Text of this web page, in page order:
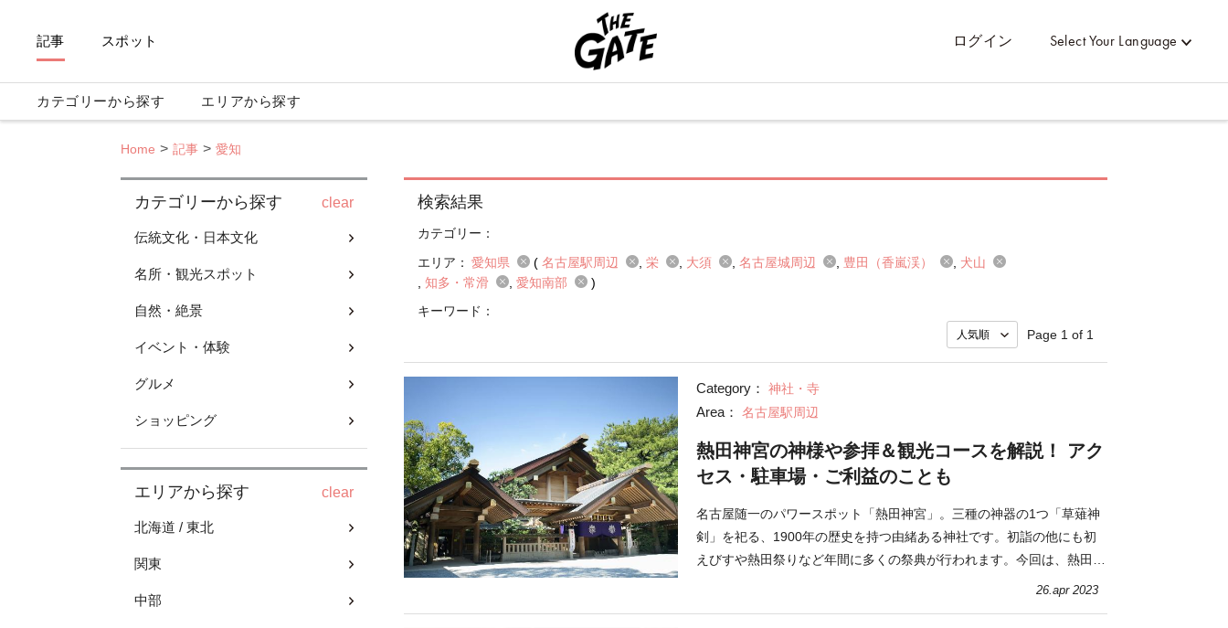
記事 スポット ログイン Select Your Language
カテゴリーから探す エリアから探す
Home 記事 愛知
カテゴリーから探す clear
伝統文化・日本文化
名所・観光スポット
自然・絶景
イベント・体験
グルメ
ショッピング
エリアから探す clear
北海道 / 東北
関東
中部
検索結果
カテゴリー：
エリア： 愛知県 ( 名古屋駅周辺 栄 大須 名古屋城周辺 豊田（香嵐渓）
犬山
知多・常滑
愛知南部
)
キーワード：
Page 1 of 1
Category： 神社・寺
Area： 名古屋駅周辺
熱田神宮の神様や参拝＆観光コースを解説！ アク
セス・駐車場・ご利益のことも
名古屋随一のパワースポット「熱田神宮」。三種の神器の1つ「草薙神
剣」を祀る、1900年の歴史を持つ由緒ある神社です。初詣の他にも初
えびすや熱田祭りなど年間に多くの祭典が行われます。今回は、熱田神
26.apr 2023